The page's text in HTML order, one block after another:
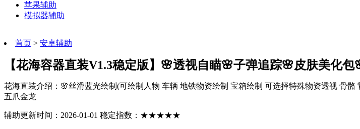
苹果辅助
模拟器辅助
首页 > 安卓辅助
【花海容器直装V1.3稳定版】🌸透视自瞄🌸子弹追踪🌸皮肤美化
花海直装介绍：🌸丝滑蓝光绘制(可绘制人物 车辆 地铁物资绘制 宝箱绘制 可选择特殊物资透视 骨
五爪金龙
辅助更新时间：2026-01-01 稳定指数：★★★★★